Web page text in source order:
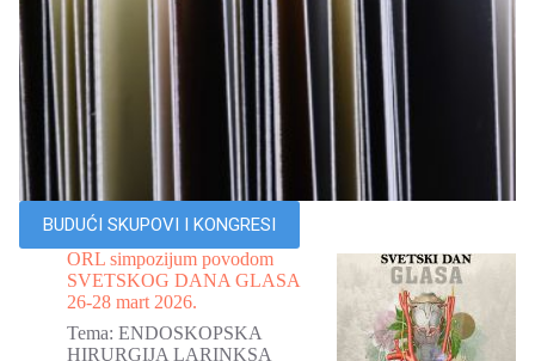
BUDUĆI SKUPOVI I KONGRESI
ORL simpozijum povodom
SVETSKOG DANA GLASA
26-28 mart 2026.
Tema: ENDOSKOPSKA
HIRURGIJA LARINKSA